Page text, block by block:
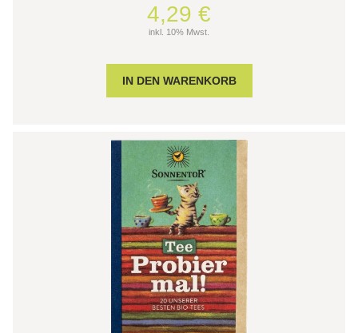
4,29 €
inkl. 10% Mwst.